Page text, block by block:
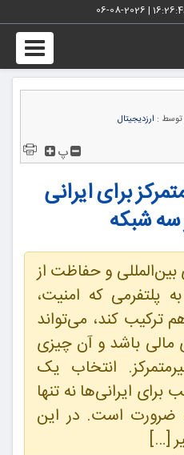
|
2026-08-06
توسط : ارزدیجیتال
پ
برای ایرانی
و حفاظت از
پلتفرمی که امنیت،
ترکیب کند، می‌تواند
مالی باشد و آن چیزی
انتخاب یک
برای ایرانی‌ها نه تنها
است. در این
[…]